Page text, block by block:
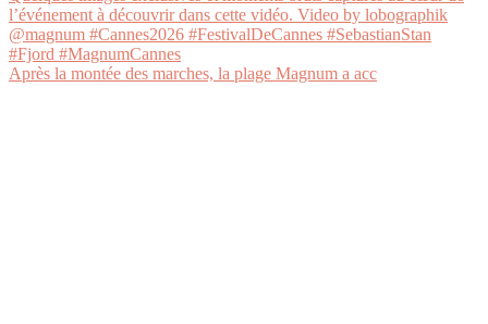
Après la montée des marches, la plage Magnum a acc